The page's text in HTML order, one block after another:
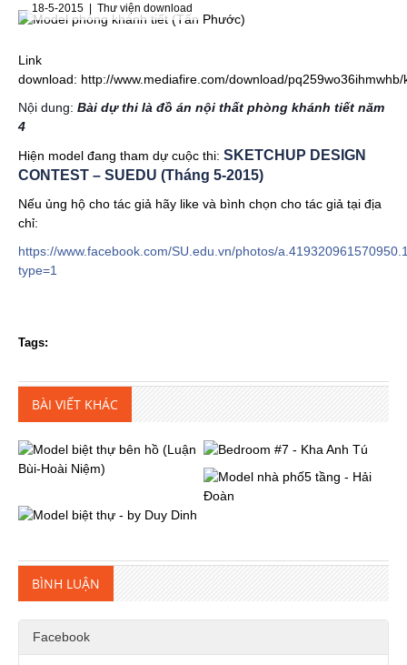
18-5-2015 | Thư viện download
Link
download: http://www.mediafire.com/download/
Nội dung: Bài dự thi là đồ án nội thất phòng khánh tiết năm
4
Hiện model đang tham dự cuộc thi: SKETCHUP DESIGN
CONTEST – SUEDU (Tháng 5-2015)
Nếu ủng hộ cho tác giả hãy like và bình chọn cho tác giả tại địa
chỉ:
https://www.facebook.com/SU.edu.vn/photos/
type=1
Tags:
BÀI VIẾT KHÁC
BÌNH LUẬN
Facebook